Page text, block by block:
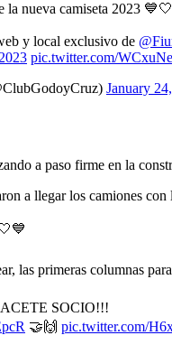
la nueva camiseta 2023
y local exclusivo de
pic.twitter.com/
January
a paso firme en la
a llegar los camiones
las primeras columnas
SOCIO!!!
🤝🙌 pic.twitter.com/